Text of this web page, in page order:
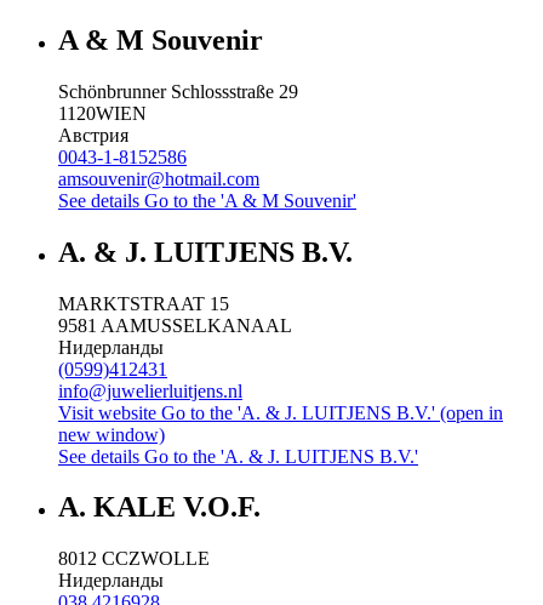
A & M Souvenir
Schönbrunner Schlossstraße 29
1120WIEN
Австрия
0043-1-8152586
amsouvenir@hotmail.com
See details Go to the 'A & M Souvenir'
A. & J. LUITJENS B.V.
MARKTSTRAAT 15
9581 AAMUSSELKANAAL
Нидерланды
(0599)412431
info@juwelierluitjens.nl
Visit website Go to the 'A. & J. LUITJENS B.V.' (open in
new window)
See details Go to the 'A. & J. LUITJENS B.V.'
A. KALE V.O.F.
8012 CCZWOLLE
Нидерланды